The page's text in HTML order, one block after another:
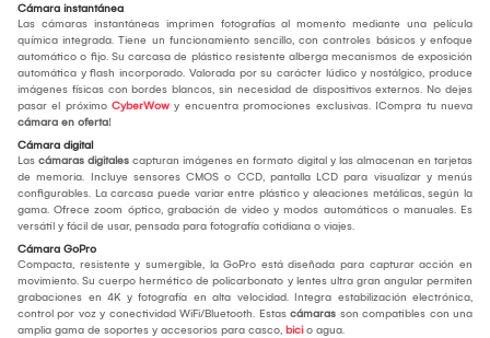
Cámara instantánea
Las cámaras instantáneas imprimen fotografías al momento mediante una película
química integrada. Tiene un funcionamiento sencillo, con controles básicos y enfoque
automático o fijo. Su carcasa de plástico resistente alberga mecanismos de exposición
automática y flash incorporado. Valorada por su carácter lúdico y nostálgico, produce
imágenes físicas con bordes blancos, sin necesidad de dispositivos externos. No dejes
pasar el próximo CyberWow y encuentra promociones exclusivas. ¡Compra tu nueva
cámara en oferta!
Cámara digital
Las cámaras digitales capturan imágenes en formato digital y las almacenan en tarjetas
de memoria. Incluye sensores CMOS o CCD, pantalla LCD para visualizar y menús
configurables. La carcasa puede variar entre plástico y aleaciones metálicas, según la
gama. Ofrece zoom óptico, grabación de video y modos automáticos o manuales. Es
versátil y fácil de usar, pensada para fotografía cotidiana o viajes.
Cámara GoPro
Compacta, resistente y sumergible, la GoPro está diseñada para capturar acción en
movimiento. Su cuerpo hermético de policarbonato y lentes ultra gran angular permiten
grabaciones en 4K y fotografía en alta velocidad. Integra estabilización electrónica,
control por voz y conectividad WiFi/Bluetooth. Estas cámaras son compatibles con una
amplia gama de soportes y accesorios para casco, bicio agua.